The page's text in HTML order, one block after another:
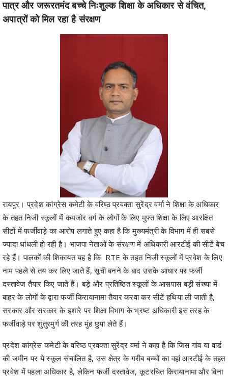
रायपुर। प्रदेश कांग्रेस कमेटी के वरिष्ठ प्रवक्ता सुरेंद्र वर्मा ने शिक्षा के अधिकार
के तहत निजी स्कूलों में कमजोर वर्ग के लोगों के लिए मुफ्त शिक्षा के लिए आरक्षित
सीटों में फर्जीवाड़े का आरोप लगाते हुए कहा है कि मुख्यमंत्री के विभाग में ही सबसे
ज्यादा धांधली हो रही है। भाजपा नेताओं के संरक्षण में अधिकारी आरटीई की सीटें बेच
रहे हैं। पालकों की शिकायत यह है कि RTE के तहत निजी स्कूलों में प्रवेश के लिए
नाम पहले से तय कर लिए जाते हैं, सूची बनने के बाद उसके आधार पर फर्जी
दस्तावेज तैयार किए जाते हैं। बड़े और प्रतिष्ठित स्कूलों के आसपास बड़ी संख्या में
बाहर के लोगों के द्वारा फर्जी किरायानामा तैयार करवा कर सीटें हथिया ली जाती है,
सरकार और सरकार के इशारे पर शिक्षा विभाग के भ्रष्ट अधिकारी इस तरह के
फर्जीवाड़े पर शुतुरमुर्ग की तरह मुंह छुपा लेते हैं।
प्रदेश कांग्रेस कमेटी के वरिष्ठ प्रवक्ता सुरेंद्र वर्मा ने कहा है कि जिस गांव या वार्ड
की जमीन पर ये स्कूल संचालित है, उस क्षेत्र के गरीब बच्चों का वहां आरटीई के तहत
प्रवेश में पहला अधिकार है, लेकिन फर्जी दस्तावेज, कूटरचित किरायानामा और बिना
दस्तावेजों के उचित सत्यापन के आरटीई की सीटें आबंटित की जा रही है। निःशुल्क
शिक्षा की सीट बेचने की प्रक्रिया में भाजपा के बड़े-बड़े नेता अनुशंसा पत्र जारी